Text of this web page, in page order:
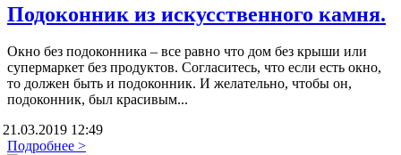
Подоконник из искусственного камня.
Окно без подоконника – все равно что дом без крыши или
супермаркет без продуктов. Согласитесь, что если есть окно,
то должен быть и подоконник. И желательно, чтобы он,
подоконник, был красивым...
21.03.2019 12:49
Подробнее >